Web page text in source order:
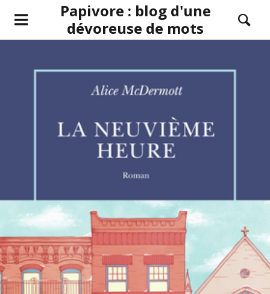
Papivore : blog d'une
dévoreuse de mots